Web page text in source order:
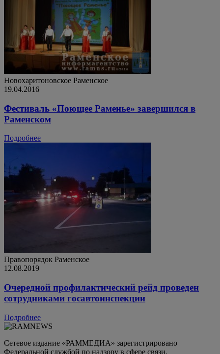
Новохаритоновское Раменское
19.04.2016
Фестиваль «Поющее Раменье» завершился в
Раменском
Подробнее
Правопорядок Раменское
12.08.2019
Очередной профилактический рейд проведен
сотрудниками госавтоинспекции
Подробнее
Сетевое издание «РАММЕДИА» зарегистрировано
Федеральной службой по надзору в сфере связи,